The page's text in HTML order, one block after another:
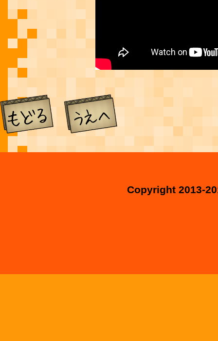
Copyright 2013-